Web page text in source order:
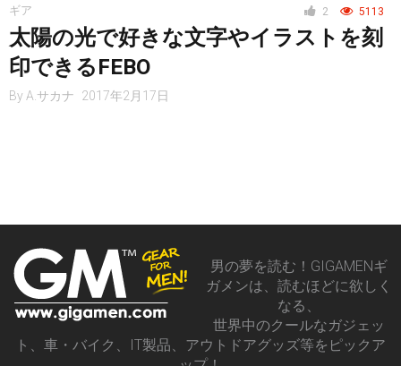
ヘルス・健康
スマートフォン
2 5113
ギア
太陽の光で好きな文字やイラストを刻
印できるFEBO
By A.サカナ 2017年2月17日
男の夢を読む！GIGAMENギ
ガメンは、読むほどに欲しく
なる、
世界中のクールなガジェッ
ト、車・バイク、IT製品、アウトドアグッズ等をピックア